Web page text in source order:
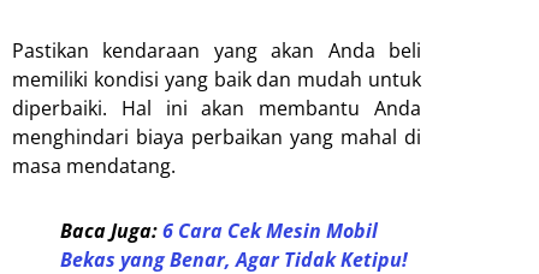
Pastikan kendaraan yang akan Anda beli
memiliki kondisi yang baik dan mudah untuk
diperbaiki. Hal ini akan membantu Anda
menghindari biaya perbaikan yang mahal di
masa mendatang.
Baca Juga:6 Cara Cek Mesin Mobil
Bekas yang Benar, Agar Tidak Ketipu!